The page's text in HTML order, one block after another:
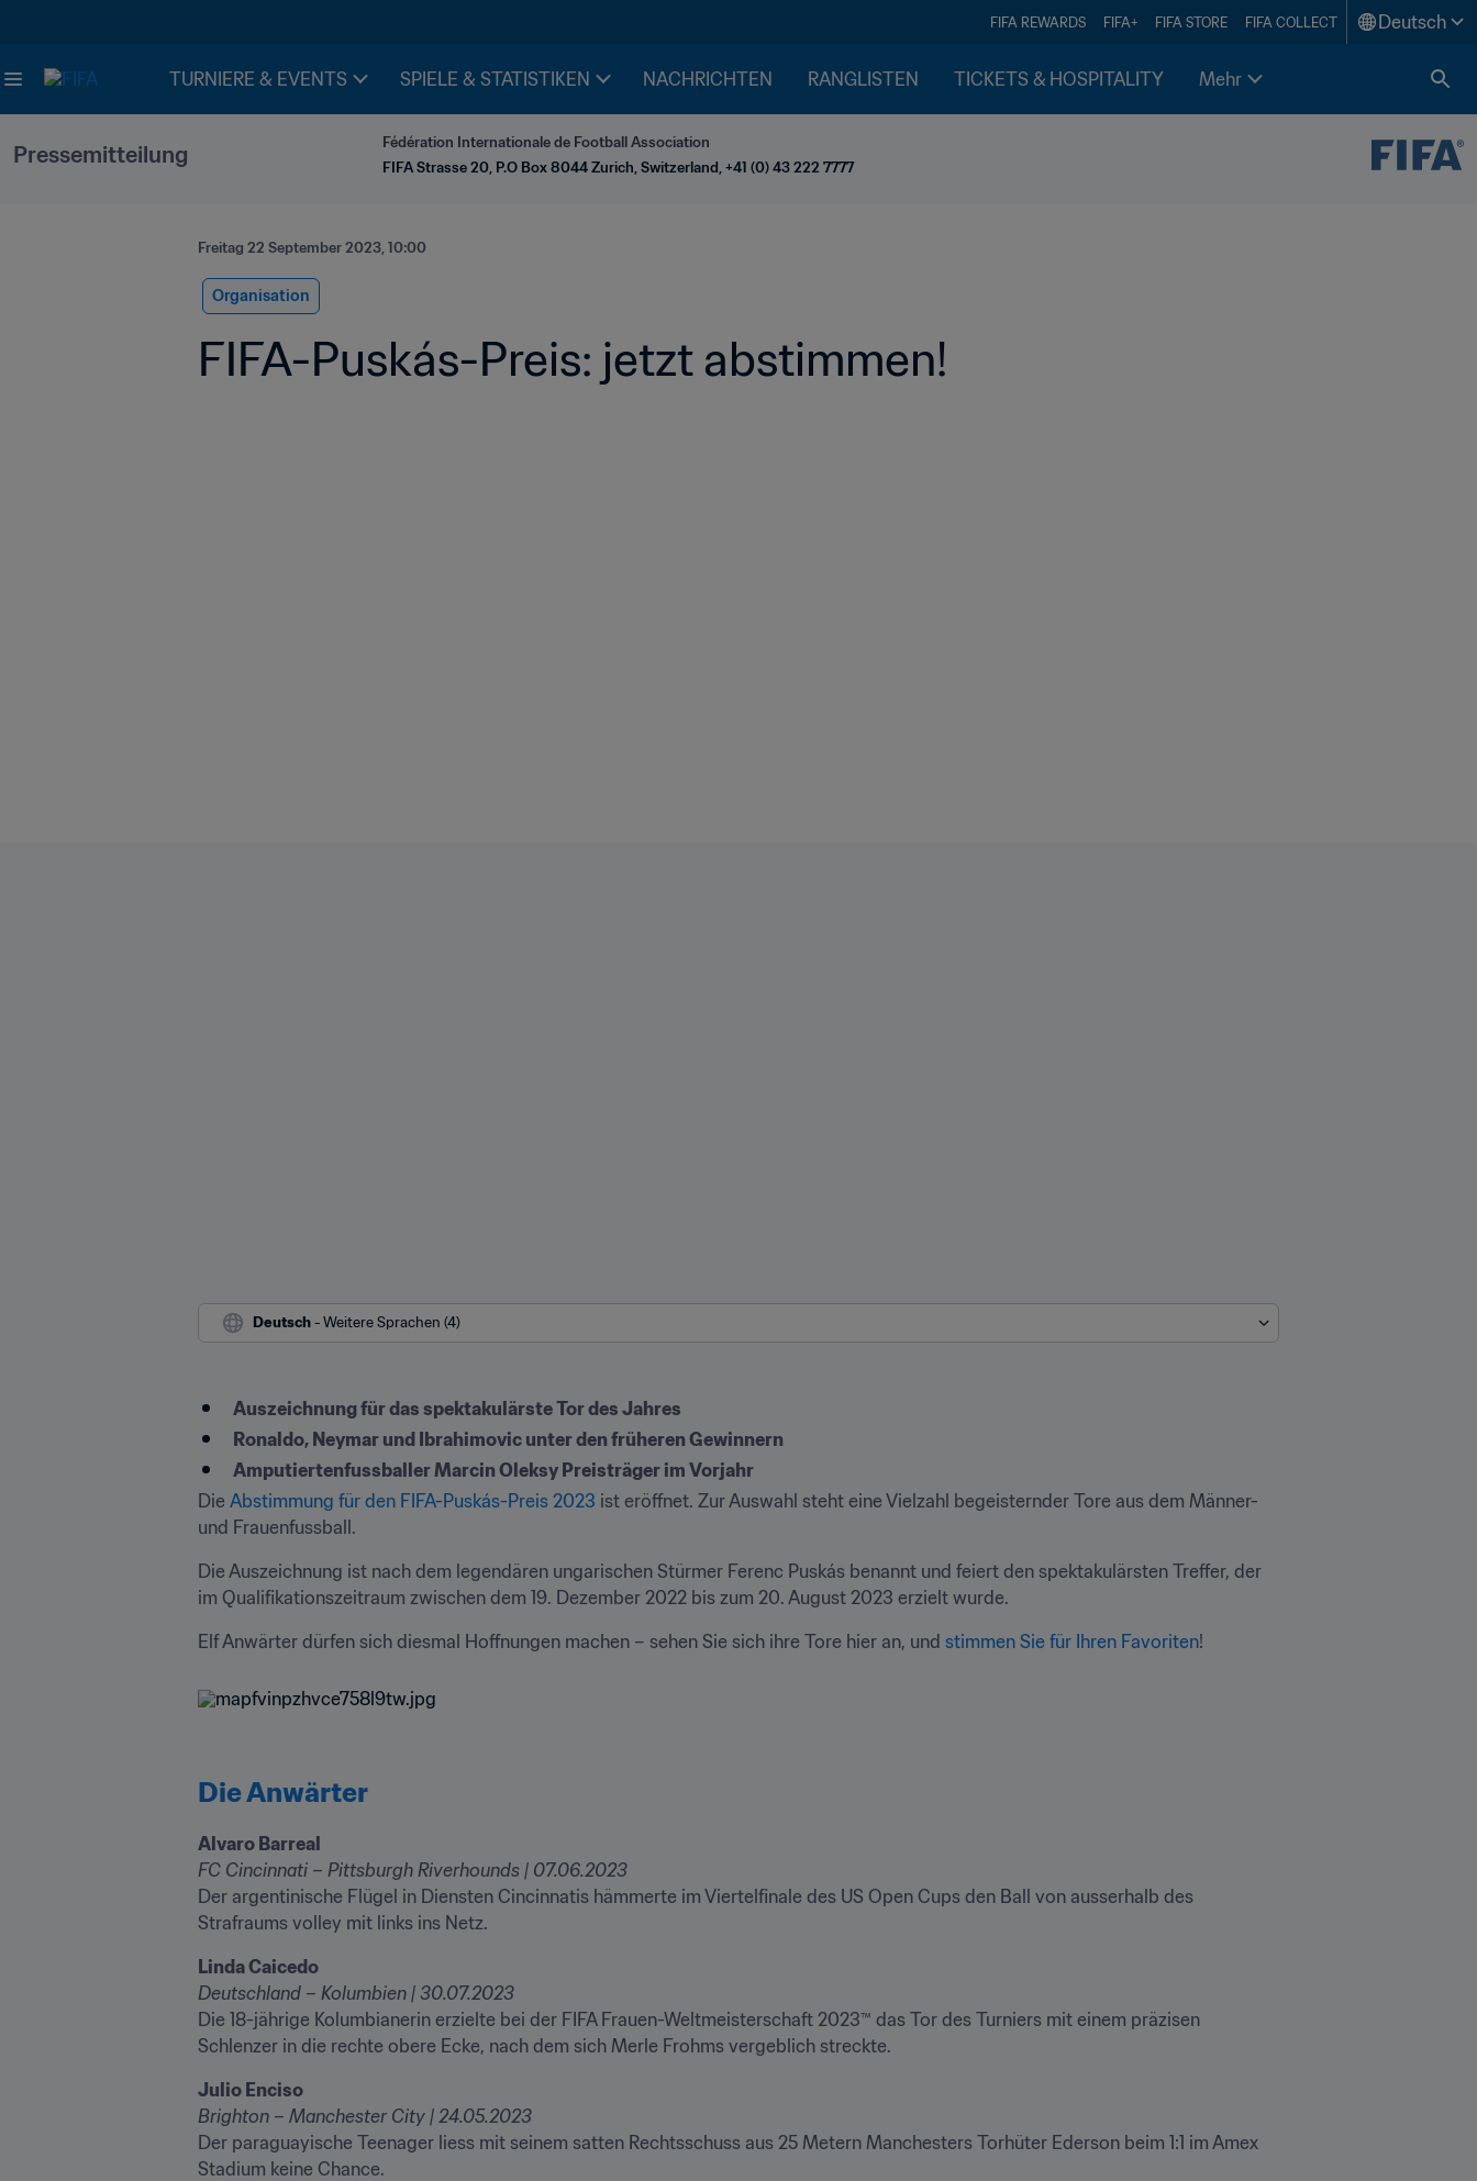
FIFA REWARDS FIFA+ FIFA STORE FIFA COLLECT Deutsch
TURNIERE & EVENTS SPIELE & STATISTIKEN NACHRICHTEN RANGLISTEN TICKETS & HOSPITALITY Mehr
Pressemitteilung
Fédération Internationale de Football Association
FIFA Strasse 20, P.O Box 8044 Zurich, Switzerland, +41 (0) 43 222 7777
Freitag 22 September 2023, 10:00
Organisation
FIFA-Puskás-Preis: jetzt abstimmen!
Deutsch - Weitere Sprachen (4)
Auszeichnung für das spektakulärste Tor des Jahres
Ronaldo, Neymar und Ibrahimovic unter den früheren Gewinnern
Amputiertenfussballer Marcin Oleksy Preisträger im Vorjahr
Die Abstimmung für den FIFA-Puskás-Preis 2023 ist eröffnet. Zur Auswahl steht eine Vielzahl begeisternder Tore aus dem Männer-
und Frauenfussball.
Die Auszeichnung ist nach dem legendären ungarischen Stürmer Ferenc Puskás benannt und feiert den spektakulärsten Treffer, der
im Qualifikationszeitraum zwischen dem 19. Dezember 2022 bis zum 20. August 2023 erzielt wurde.
Elf Anwärter dürfen sich diesmal Hoffnungen machen – sehen Sie sich ihre Tore hier an, und stimmen Sie für Ihren Favoriten!
Die Anwärter
FC Cincinnati – Pittsburgh Riverhounds | 07.06.2023
Der argentinische Flügel in Diensten Cincinnatis hämmerte im Viertelfinale des US Open Cups den Ball von ausserhalb des
Strafraums volley mit links ins Netz.
Deutschland – Kolumbien | 30.07.2023
Die 18-jährige Kolumbianerin erzielte bei der FIFA Frauen-Weltmeisterschaft 2023™ das Tor des Turniers mit einem präzisen
Schlenzer in die rechte obere Ecke, nach dem sich Merle Frohms vergeblich streckte.
Der paraguayische Teenager liess mit seinem satten Rechtsschuss aus 25 Metern Manchesters Torhüter Ederson beim 1:1 im Amex
Stadium keine Chance.